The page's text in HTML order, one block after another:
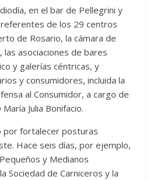
en el bar de Pellegrini y
de los 29 centros
de Rosario, la cámara de
asociaciones de bares
y galerías céntricas, y
y consumidores, incluida la
al Consumidor, a cargo de
Julia Bonifacio.
por fortalecer posturas
Hace seis días, por ejemplo,
y Medianos
Sociedad de Carniceros y la